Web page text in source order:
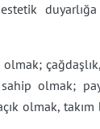
olmak;
olmak,